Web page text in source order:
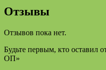
Отзывы
Отзывов пока нет.
Будьте первым, кто оставил
ОП»